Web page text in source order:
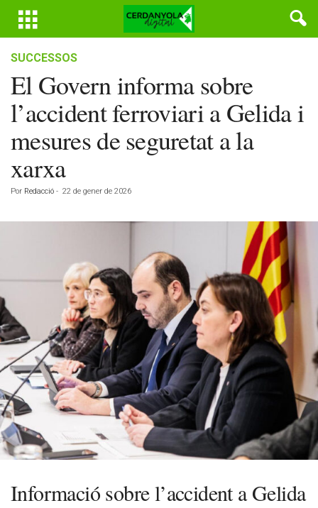
SUCCESSOS
El Govern informa sobre
l’accident ferroviari a Gelida i
mesures de seguretat a la
xarxa
Por Redacció - 22 de gener de 2026
Informació sobre l’accident a Gelida